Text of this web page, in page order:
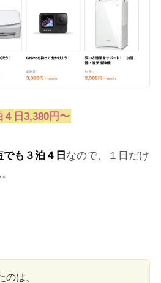
日3,380円〜
も３泊４日 なので、１日だけ
は、